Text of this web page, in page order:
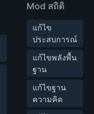
Mod สถิติ
แก้ไข
ประสบการณ์
แก้ไขพลังพื้น
ฐาน
แก้ไขฐาน
ความคิด